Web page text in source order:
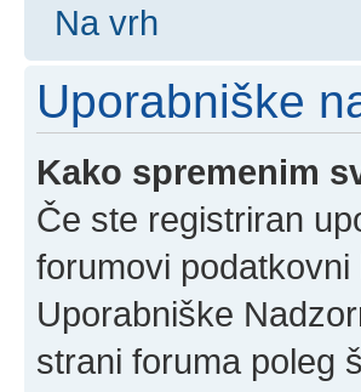
Na vrh
Uporabniške
Kako spremenim
Če ste registriran
forumovi
Uporabniške
strani foruma poleg